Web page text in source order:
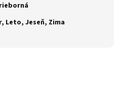
, Leto, Jeseň, Zima